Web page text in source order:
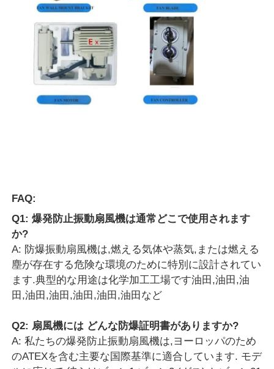
FAQ:
Q1: 爆発防止振動扇風機は通常どこで使用されます
か?
A: 防爆振動扇風機は,燃える気体や蒸気,または燃える
塵が存在する危険な環境のために特別に設計されてい
ます.典型的な用途は化学加工工場です油田,油田,油
田,油田,油田,油田,油田,油田など
Q2: 扇風機には どんな防爆証明書がありますか?
A: 私たちの爆発防止振動扇風機は,ヨーロッパのため
のATEXを含む主要な国際基準に適合しています. モデ